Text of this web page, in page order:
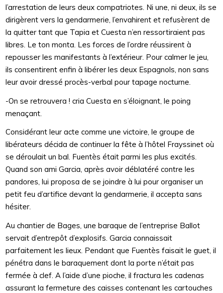
l’arrestation de leurs deux compatriotes. Ni une, ni deux, ils se
dirigèrent vers la gendarmerie, l’envahirent et refusèrent de
la quitter tant que Tapia et Cuesta n’en ressortiraient pas
libres. Le ton monta. Les forces de l’ordre réussirent à
repousser les manifestants à l’extérieur. Pour calmer le jeu,
ils consentirent enfin à libérer les deux Espagnols, non sans
leur avoir dressé procès-verbal pour tapage nocturne.
-On se retrouvera ! cria Cuesta en s’éloignant, le poing
menaçant.
Considérant leur acte comme une victoire, le groupe de
libérateurs décida de continuer la fête à l’hôtel Frayssinet où
se déroulait un bal. Fuentès était parmi les plus excités.
Quand son ami Garcia, après avoir déblatéré contre les
pandores, lui proposa de se joindre à lui pour organiser un
petit feu d’artifice devant la gendarmerie, il accepta sans
hésiter.
Au chantier de Bages, une baraque de l’entreprise Ballot
servait d’entrepôt d’explosifs. Garcia connaissait
parfaitement les lieux. Pendant que Fuentès faisait le guet, il
pénétra dans le baraquement dont la porte n’était pas
fermée à clef. A l’aide d’une pioche, il fractura les cadenas
assurant la fermeture des caisses contenant les cartouches